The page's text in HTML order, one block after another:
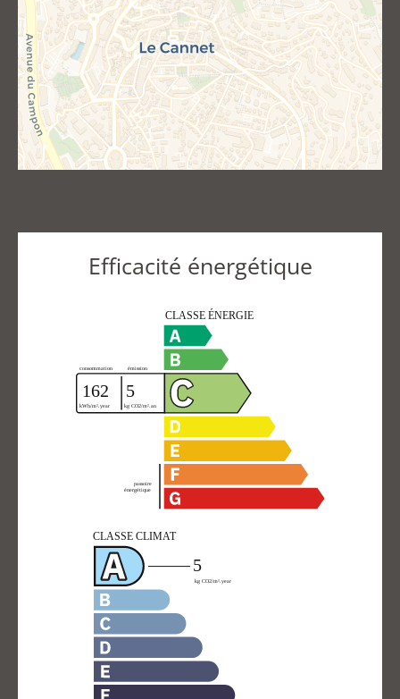
Efficacité énergétique